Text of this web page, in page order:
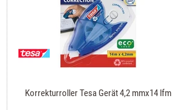
Korrekturroller Tesa Gerät 4,2 mmx14 lfm